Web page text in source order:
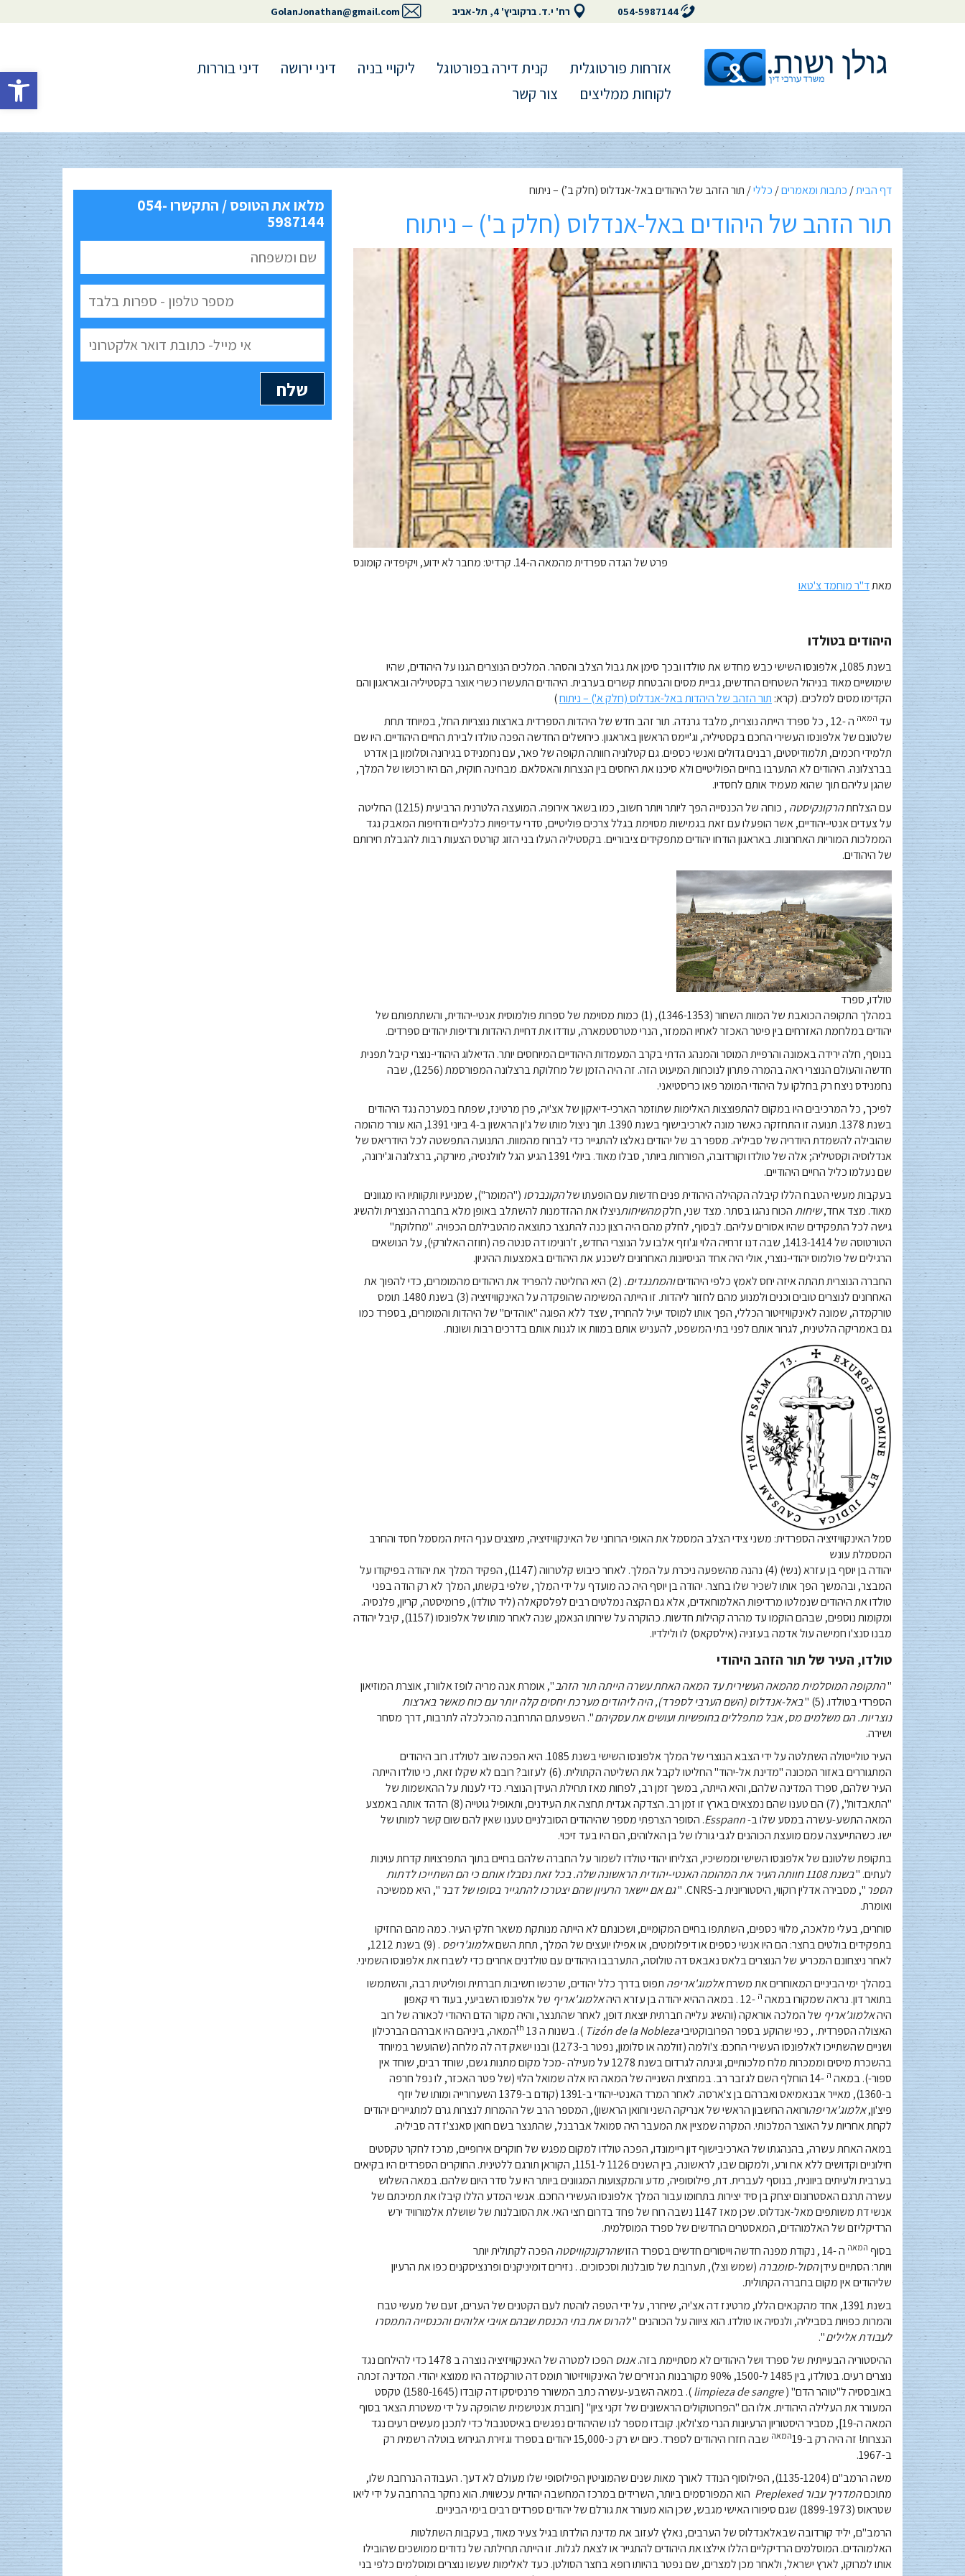
פתח
054-5987144 רח' י.ד. ברקוביץ' 4, תל-אביב GolanJonathan@gmail.com
אזרחות פורטוגלית קנית דירה בפורטוגל ליקויי בניה דיני ירושה
דיני בוררות
לקוחות ממליצים
צור קשר
דף הבית/ כתבות ומאמרים/ כללי/ תור הזהב של היהודים באל-אנדלוס (חלק ב’) – ניתוח
תור הזהב של היהודים באל-אנדלוס (חלק ב') – ניתוח
פרט של הגדה ספרדית מהמאה ה-14. קרדיט: מחבר לא ידוע, ויקיפדיה קומונס
מאתד"ר מוחמד צ'טאו
היהודים בטולדו
בשנת 1085, אלפונסו השישי כבש מחדש את טולדו ובכך סימן את גבול הצלב והסהר. המלכים הנוצרים הגנו על היהודים, שהיו
שימושיים מאוד בניהול השטחים החדשים, גביית מסים והבטחת קשרים בערבית. היהודים התעשרו כשרי אוצר בקסטיליה ובאראגון והם
הקדימו מסים למלכים. (קרא: תור הזהב של היהדות באל-אנדלוס (חלק א') – ניתוח)
עד המאה
ה -12 , כל ספרד הייתה נוצרית, מלבד גרנדה. תור זהב חדש של היהדות הספרדית בארצות נוצריות החל, במיוחד תחת
שלטונם של אלפונסו העשירי החכם בקסטיליה, וג'יימס הראשון באראגון. כירושלים החדשה הפכה טולדו לבירת החיים היהודיים. היו שם
תלמידי חכמים, תלמודיסטים, רבנים גדולים ואנשי כספים. גם קטלוניה חוותה תקופה של פאר, עם נחמנידס בגירונה וסלומון בן אדרט
בברצלונה. היהודים לא התערבו בחיים הפוליטיים ולא סיכנו את היחסים בין הנצרות והאסלאם. מבחינה חוקית, הם היו רכושו של המלך,
שהגן עליהם תוך שהוא מעמיד אותם לחסדיו.
עם הצלחתהרקונקיסטה
, כוחה של הכנסייה הפך ליותר ויותר חשוב, כמו בשאר אירופה. המועצה הלטרנית הרביעית (1215) החליטה
על צעדים אנטי-יהודיים, אשר הופעלו עם זאת בגמישות מסוימת בגלל צרכים פוליטיים, סדרי עדיפויות כלכליים ודחיפות המאבק נגד
הממלכות המוריות האחרונות. באראגון הודחו יהודים מתפקידים ציבוריים. בקסטיליה העלו בני הזוג קורטס הצעות רבות להגבלת חירותם
של היהודים.
טולדו, ספרד
במהלך התקופה הכואבת של המוות השחור (1346-1353), (1) כמות מסוימת של ספרות פולמוסית אנטי-יהודית, והשתתפותם של
יהודים במלחמת האזרחים בין פיטר האכזר לאחיו הממזר, הנרי מטרסטמארה, עודדו את דחיית היהדות ורדיפות יהודים ספרדים.
בנוסף, חלה ירידה באמונה והרפיית המוסר והמנהג הדתי בקרב המעמדות היהודיים המיוחסים יותר. הדיאלוג היהודי-נוצרי קיבל תפנית
חדשה והעולם הנוצרי ראה בהמרה פתרון לנוכחות המיעוט הזה. זה היה הזמן של מחלוקת ברצלונה המפורסמת (1256), שבה
נחמנידס ניצח רק בחלקו על היהודי המומר פאו כריסטיאני.
לפיכך, כל המרכיבים היו במקום להתפוצצות האלימות שתוזמר הארכי-דיאקון של אצ'יה, פרן מרטינז, שפתח במערכה נגד היהודים
בשנת 1378. תנועה זו התחזקה כאשר מונה לארכיבישוף בשנת 1390. תוך ניצול מותו של ג'ון הראשון ב-4 ביוני 1391, הוא עורר מהומה
שהובילה להשמדת היודריה של סביליה. מספר רב של יהודים נאלצו להתגייר כדי לברוח מהמוות. התנועה התפשטה לכל היודריאס של
אנדלוסיה וקסטיליה; אלה של טולדו וקורדובה, הפורחות ביותר, סבלו מאוד. ביולי 1391 הגיע הגל לוולנסיה, מיורקה, ברצלונה וג'ירונה,
שם נעלמו כליל החיים היהודיים.
בעקבות מעשי הטבח הללו קיבלה הקהילה היהודית פנים חדשות עם הופעתו שלהקונברסו ("המומר"), שמניעיו ותקוותיו היו מגוונים
מאוד. מצד אחד,שיחותהכוח נהגו בסתר. מצד שני, חלקמהשיחותניצלו את ההזדמנות להשתלב באופן מלא בחברה הנוצרית ולהשיג
גישה לכל התפקידים שהיו אסורים עליהם. לבסוף, לחלק מהם היה רצון כנה להתנצר כתוצאה מהטבילתם הכפויה. "מחלוקת"
הטורטוסה של 1413-1414, שבה דנו זרחיה הלוי וג'וזף אלבו על הנוצרי החדש, ז'רונימו דה סנטה פה (חוזה האלורקי), על הנושאים
הרגילים של פולמוס יהודי-נוצרי, אולי היה אחד הניסיונות האחרונים לשכנע את היהודים באמצעות ההיגיון.
החברה הנוצרית תהתה איזה יחס לאמץ כלפי היהודיםוהמתנגדים.
(2) היא החליטה להפריד את היהודים מהמומרים, כדי להפוך את
האחרונים לנוצרים טובים וכנים ולמנוע מהם לחזור ליהדות. זו הייתה המשימה שהופקדה על האינקוויזיציה (3) בשנת 1480. תומס
טורקמדה, שמונה לאינקוויזיטור הכללי, הפך אותו למוסד יעיל להחריד, שצד ללא הפוגה "אוהדים" של היהדות והמומרים, בספרד כמו
גם באמריקה הלטינית, לגרור אותם לפני בתי המשפט, להעניש אותם במוות או לגנות אותם בדרכים רבות ושונות.
סמל האינקוויזיציה הספרדית: משני צידי הצלב המסמל את האופי הרוחני של האינקוויזיציה, מיוצגים ענף הזית המסמל חסד והחרב
המסמלת עונש
יהודה בן יוסף בן עזרא (נשי) (4) נהנה מהשפעה ניכרת על המלך. לאחר כיבוש קלטרווה (1147), הפקיד המלך את יהודה בפיקודו על
המבצר, ובהמשך הפך אותו לשכיר שלו בחצר. יהודה בן יוסף היה כה מועדף על ידי המלך, שלפי בקשתו, המלך לא רק הודה בפני
טולדו את היהודים שנמלטו מרדיפות האלמוחאדים, אלא גם הקצה נמלטים רבים לפלסקאלה (ליד טולדו), פרומיסטה, קריון, פלנסיה.
ומקומות נוספים, שבהם הוקמו עד מהרה קהילות חדשות. כהוקרה על שירותו הנאמן, שנה לאחר מותו של אלפונסו (1157), קיבל יהודה
מבנו סנצ'ו חמישה עול אדמה בעזניה (אילסקאס) לו ולילדיו.
טולדו, העיר של תור הזהב היהודי
"התקופה המוסלמית מהמאה העשירית עד המאה האחת עשרה הייתה תור הזהב", אומרת אנה מריה לופז אלוורז, אוצרת המוזיאון
הספרדי בטולדו. (5) "
באל-אנדלוס (השם הערבי לספרד), היה ליהודים מערכת יחסים קלה יותר עם כוח מאשר בארצות
נוצריות. הם משלמים מס, אבל מתפללים בחופשיות ועושים את עסקיהם". השפעתם התרחבה מהכלכלה לתרבות, דרך מסחר
ושירה.
העיר טולייטולה השתלטה על ידי הצבא הנוצרי של המלך אלפונסו השישי בשנת 1085. היא הפכה שוב לטולדו. רוב היהודים
המתגוררים באזור המכונה "מדינת אל-יהוד" החליטו לקבל את השליטה הקתולית. (6) לעזוב? רובם לא שקלו זאת, כי טולדו הייתה
העיר שלהם, ספרד המדינה שלהם, והיא הייתה, במשך זמן רב, לפחות מאז תחילת העידן הנוצרי. כדי לענות על ההאשמות של
"התאבדות", (7) הם טענו שהם נמצאים בארץ זו זמן רב. הצדקה אגדית תחצה את העידנים, ותאופיל גוטייה (8) הדהד אותה באמצע
המאה התשע-עשרה במסע שלו ב-Esspann. הסופר הצרפתי מספר שהיהודים הסובלניים טענו שאין להם שום קשר למותו של
ישו. כשהתייעצה עמם מועצת הכוהנים לגבי גורלו של בן האלוהים, הם היו בעד זיכוי.
בתקופת שלטונם של אלפונסו השישי וממשיכיו, הצליחו יהודי טולדו לשמור על החברה שלהם בחיים בתוך התפרצויות קדחת עוינות
לעתים. "
בשנת 1108 חוותה העיר את המהומה האנטי-יהודית הראשונה שלה. בכל זאת נסבלו אותם כי הם השתייכו לדתות
הספר", מסבירה אדלין רוקווי, היסטוריונית ב-CNRS. " גם אם יישאר הרעיון שהם יצטרכו להתגייר בסופו של דבר", היא ממשיכה
ואומרת.
סוחרים, בעלי מלאכה, מלווי כספים, השתתפו בחיים המקומיים, ושכונתם לא הייתה מנותקת משאר חלקי העיר. כמה מהם החזיקו
בתפקידים בולטים בחצר: הם היו אנשי כספים או דיפלומטים, או אפילו יועצים של המלך, תחת השםאלמוג'ריפס
. (9) בשנת 1212,
לאחר ניצחונם המכריע של הנוצרים בלאס נאבאס דה טולוסה, התערבבו היהודים עם טולדנים אחרים כדי לשבח את אלפונסו השמיני.
במהלך ימי הביניים המאוחרים את משרתאלמוג'אריפה תפוס בדרך כלל יהודים, שרכשו חשיבות חברתית ופוליטית רבה, והשתמשו
בתואר דון. נראה שמקורו במאה ה -12 . במאה ההיא יהודה בן עזרא היה אלמוג'אריף של אלפונסו השביעי, בעוד רוי קאפון
היהאלמוג'אריף של המלכה אוראקה (והשיג עלייה חברתית יוצאת דופן, לאחר שהתנצר, והיה מקור הדם היהודי לכאורה של רוב
האצולה הספרדית. , כפי שהוקע בספר הפרובוקטיביTizón de la Nobleza ). בשנות ה 13 thהמאה, ביניהם היו אברהם הברכילון
ושניים שהשתייכו לאלפונסו העשירי החכם: צ'ולמה (זולמה או סלומון, נפטר ב-1273) ובנו ישאק דה לה מלחה (שהועשר במיוחד
בהשכרת מיסים וממכרות מלח מלכותיים, וגינתה לגרדום בשנת 1278 על מעילה -מכל מקום מתנות גשם, שוחד רבים, שוחד אין
ספור-). במאה ה
-14 הוחלף השם לגזבר רב. במחצית השנייה של המאה היו אלה שמואל הלוי (של פטר האכזר, לו נפל חרפה
ב-1360), מאייר אבנאמיאס ואברהם בן צ'ארסה. לאחר המרד האנטי-יהודי ב-1391 (קודם ב-1379 השערורייה ומותו של יוזף
פיצ'ון,אלמוג'אריפהורואה החשבון הראשי של אנריקה השני וחואן הראשון), המספר הרב של ההמרות לנצרות גרם למתגיירים יהודים
לקחת אחריות על האוצר המלכותי. המקרה שמציין את המעבר היה סמואל אברבנל, שהתנצר בשם חואן סאנצ'ז דה סביליה.
במאה האחת עשרה, בהנהגתו של הארכיבישוף דון ריימונדו, הפכה טולדו למקום מפגש של חוקרים אירופיים, מרכז לחקר טקסטים
חילוניים וקדושים ללא אח ורע, ולמקום שבו, לראשונה, בין השנים 1126 ל-1151, הקוראן תורגם ללטינית. החוקרים הספרדים היו בקיאים
בערבית ולעיתים ביוונית, בנוסף לעברית. דת, פילוסופיה, מדע והמקצועות המגוונים ביותר היו על סדר היום שלהם. במאה השלוש
עשרה תרגם האסטרונום יצחק בן סיד יצירות בתחומו עבור המלך אלפונסו העשירי החכם. אנשי המדע הללו קיבלו את תמיכתם של
אנשי דת משותפים מאל-אנדלוס. שכן מאז 1147 נשבה רוח של פחד בדרום חצי האי. את הסובלנות של שושלת אלמורוויד ירש
הרדיקליזם של האלמוהדים, המאסטרים החדשים של ספרד המוסלמית.
בסוף המאה ה -14 , נקודת מפנה חדשה וייסורים חדשים בספרד הזו שהרקונקוויסטה הפכה לקתולית יותר
ויותר: הסתיים עידןהסול-סומברה (שמש וצל), תערובת של סובלנות וסכסוכים. . נזירים דומיניקנים ופרנציסקנים כפו את הרעיון
שליהודים אין מקום בחברה הקתולית.
בשנת 1391, אחד מהקנאים הללו, מרטינז דה אצ'יה, שיחרר, על ידי הטפה לוהטת לעם הקטנים של הערים, זעם של מעשי טבח
והמרות כפויות בסביליה, ולנסיה או טולדו. הוא ציווה על הכוהנים "להרוס את בתי הכנסת שבהם אויבי אלוהים והכנסייה התמסרו
לעבודת אלילים".
ההיסטוריה הבעייתית של ספרד ושל היהודים לא מסתיימת בזה.אנוס
הפכו למטרה של האינקוויזיציה נוצרה ב 1478 כדי להילחם נגד
נוצרים רעים. בטולדו, בין 1485 ל-1500, 90% מקורבנות הנזירים של האינקוויזיטור תומס דה טורקמדה היו ממוצא יהודי. המדינה זכתה
באובססיה ל"טוהר הדם" (limpieza de sangre
). במאה השבע-עשרה כתב המשורר פרנסיסקו דה קובדו (1580-1645) טקסט
המעורר את העלילה היהודית. אלו הם "הפרוטוקולים הראשונים של זקני ציון" [חוברת אנטישמית שהופקה על ידי משטרת הצאר בסוף
המאה ה-19], מסביר היסטוריון הרעיונות הנרי מצ'ולאן. קובדו מספר לנו שהיהודים נפגשים באיסטנבול כדי לתכנן מעשים רעים נגד
הנצרות! זה היה רק ​​ב-19
המאה
שבה חזרו היהודים לספרד. כיום יש רק כ-15,000 יהודים בספרד וגזירת הגירוש בוטלה רשמית רק
ב-1967.
משה הרמב"ם (1135-1204), הפילוסוף הנודד לאורך מאות שנים שהמוניטין הפילוסופי שלו מעולם לא דעך. העבודה הנרחבת שלו,
מתוכםהמדריך עבור Preplexed
הוא המפורסמים ביותר, השרידים במרכז המחשבה יהודית עכשווית. הוא נחקר בהרחבה על ידי ליאו
שטראוס (1899-1973) שגם סיפורו האישי מגבש, שכן הוא מעורר את גורלם של יהודים ספרדים רבים בימי הביניים.
הרמב"ם, יליד קורדובה שבאלאנדלוס של הערבים, נאלץ לעזוב את מדינת הולדתו בגיל צעיר מאוד, בעקבות השתלטות
האלמוהדים. המוסלמים הרדיקליים הללו אילצו את היהודים להתגייר או לצאת לגלות. זו הייתה תחילתה של נדודים ממושכים שהובילו
אותו למרוקו, לארץ ישראל, ולאחר מכן למצרים, שם נפטר בהיותו רופא בחצר הסולטן. כעד לאלימות שעשו נוצרים ומוסלמים כלפי בני
מלאו את הטופס / התקשרו 054-
5987144